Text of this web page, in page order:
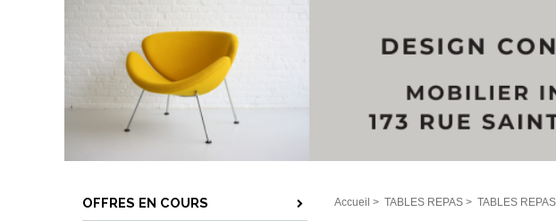
OFFRES EN COURS Accueil > TABLES REPAS > TABLES